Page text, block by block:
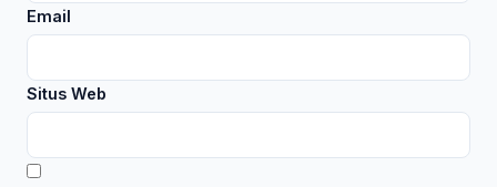
Email
Situs Web